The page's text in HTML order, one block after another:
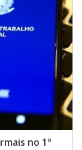
no 1º